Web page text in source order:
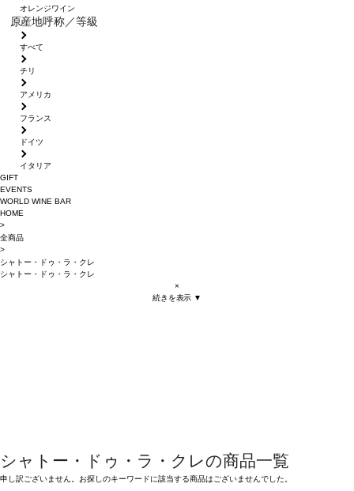
オレンジワイン
原産地呼称／等級
すべて
チリ
アメリカ
フランス
ドイツ
イタリア
GIFT
EVENTS
WORLD WINE BAR
HOME
>
全商品
>
シャトー・ドゥ・ラ・クレ
シャトー・ドゥ・ラ・クレ
×
続きを表示 ▼
シャトー・ドゥ・ラ・クレの商品一覧
申し訳ございません。お探しのキーワードに該当する商品はございませんでした。